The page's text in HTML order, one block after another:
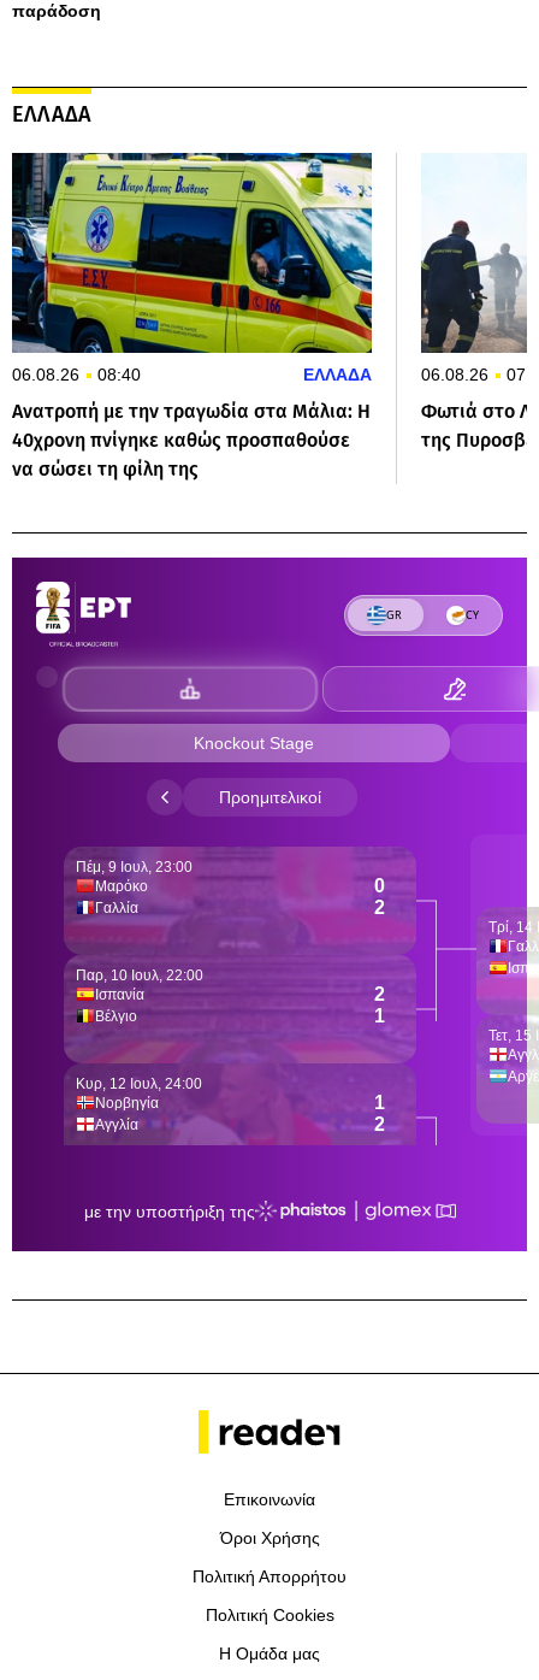
παράδοση
ΕΛΛΑΔΑ
06.08.26 08:40 ΕΛΛΑΔΑ
Ανατροπή με την τραγωδία στα Μάλια: Η
40χρονη πνίγηκε καθώς προσπαθούσε
να σώσει τη φίλη της
06.08.26
Φωτιά στo
της
Επικοινωνία
Όροι Χρήσης
Πολιτική Απορρήτου
Πολιτική Cookies
Η Ομάδα μας